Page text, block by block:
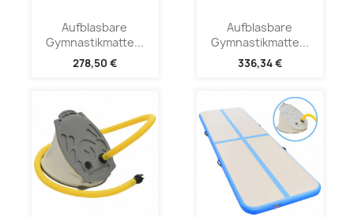
Aufblasbare
Gymnastikmatte...
278,50 €
Aufblasbare
Gymnastikmatte...
336,34 €